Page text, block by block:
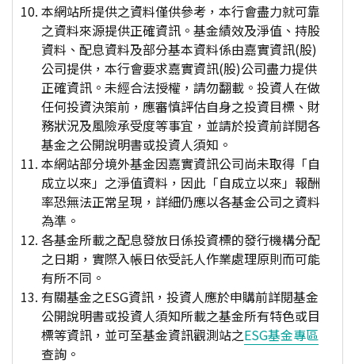
本網站所提供之資料僅供參考，本行會盡力就可靠
之資料來源提供正確資訊。基金績效及淨值、持股
資料、配息資料及部分基本資料係由嘉實資訊(股)
公司提供，本行會要求嘉實資訊(股)公司盡力提供
正確資訊。未經合法授權，請勿翻載。投資人在做
任何投資決策前，應審慎評估自身之投資目標、財
務狀況及風險承受度等事宜，並請於投資前詳閱各
基金之公開說明書或投資人須知。
本網站部分境外基金因嘉實資訊公司尚未取得「自
成立以來」之淨值資料，因此「自成立以來」報酬
率恐無法正常呈現，詳細仍應以各基金公司之資料
為準。
各基金所載之配息發放日係投資標的發行機構分配
之日期，實際入帳日依受託人作業處理原則而可能
有所不同。
有關基金之ESG資訊，投資人應於申購前詳閱基金
公開說明書或投資人須知所載之基金所有特色或目
標等資訊，並可至基金資訊觀測站之ESG基金專區
查詢。